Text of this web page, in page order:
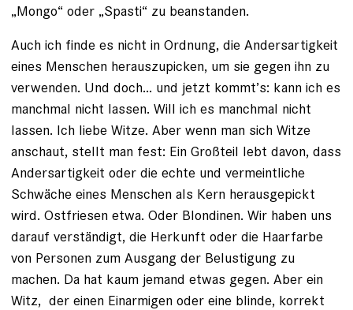
„Mongo“ oder „Spasti“ zu beanstanden.
Auch ich finde es nicht in Ordnung, die Andersartigkeit
eines Menschen herauszupicken, um sie gegen ihn zu
verwenden. Und doch... und jetzt kommt’s: kann ich es
manchmal nicht lassen. Will ich es manchmal nicht
lassen. Ich liebe Witze. Aber wenn man sich Witze
anschaut, stellt man fest: Ein Großteil lebt davon, dass
Andersartigkeit oder die echte und vermeintliche
Schwäche eines Menschen als Kern herausgepickt
wird. Ostfriesen etwa. Oder Blondinen. Wir haben uns
darauf verständigt, die Herkunft oder die Haarfarbe
von Personen zum Ausgang der Belustigung zu
machen. Da hat kaum jemand etwas gegen. Aber ein
Witz, ­ der einen Einarmigen oder eine blinde, korrekt